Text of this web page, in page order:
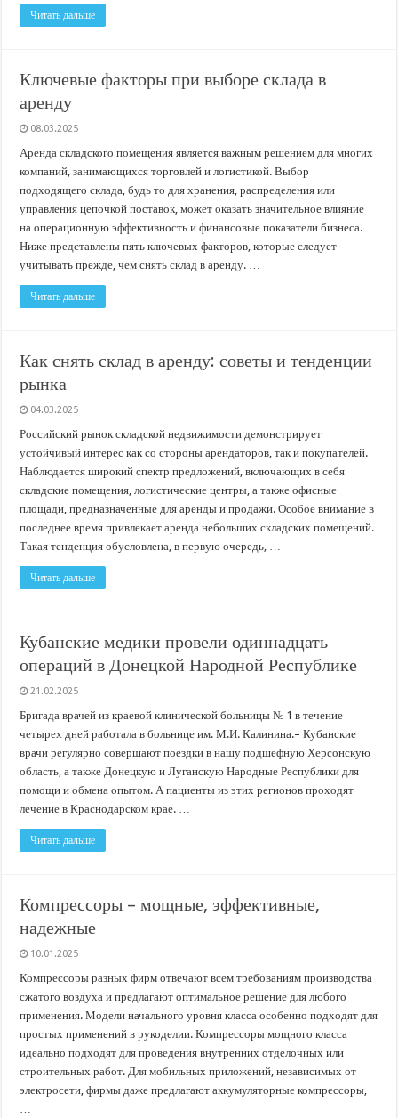
Читать дальше
Ключевые факторы при выборе склада в
аренду
08.03.2025
Аренда складского помещения является важным решением для многих
компаний, занимающихся торговлей и логистикой. Выбор
подходящего склада, будь то для хранения, распределения или
управления цепочкой поставок, может оказать значительное влияние
на операционную эффективность и финансовые показатели бизнеса.
Ниже представлены пять ключевых факторов, которые следует
учитывать прежде, чем снять склад в аренду. …
Читать дальше
Как снять склад в аренду: советы и тенденции
рынка
04.03.2025
Российский рынок складской недвижимости демонстрирует
устойчивый интерес как со стороны арендаторов, так и покупателей.
Наблюдается широкий спектр предложений, включающих в себя
складские помещения, логистические центры, а также офисные
площади, предназначенные для аренды и продажи. Особое внимание в
последнее время привлекает аренда небольших складских помещений.
Такая тенденция обусловлена, в первую очередь, …
Читать дальше
Кубанские медики провели одиннадцать
операций в Донецкой Народной Республике
21.02.2025
Бригада врачей из краевой клинической больницы № 1 в течение
четырех дней работала в больнице им. М.И. Калинина.– Кубанские
врачи регулярно совершают поездки в нашу подшефную Херсонскую
область, а также Донецкую и Луганскую Народные Республики для
помощи и обмена опытом. А пациенты из этих регионов проходят
лечение в Краснодарском крае. …
Читать дальше
Компрессоры – мощные, эффективные,
надежные
10.01.2025
Компрессоры разных фирм отвечают всем требованиям производства
сжатого воздуха и предлагают оптимальное решение для любого
применения. Модели начального уровня класса особенно подходят для
простых применений в рукоделии. Компрессоры мощного класса
идеально подходят для проведения внутренних отделочных или
строительных работ. Для мобильных приложений, независимых от
электросети, фирмы даже предлагают аккумуляторные компрессоры,
…